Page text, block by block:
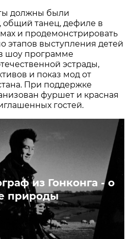
должны были
общий танец, дефиле в
и продемонстрировать
этапов выступления детей
шоу программе
эстрады,
и показ мод от
При поддержке
фуршет и красная
гостей.
из Гонконга - о
природы